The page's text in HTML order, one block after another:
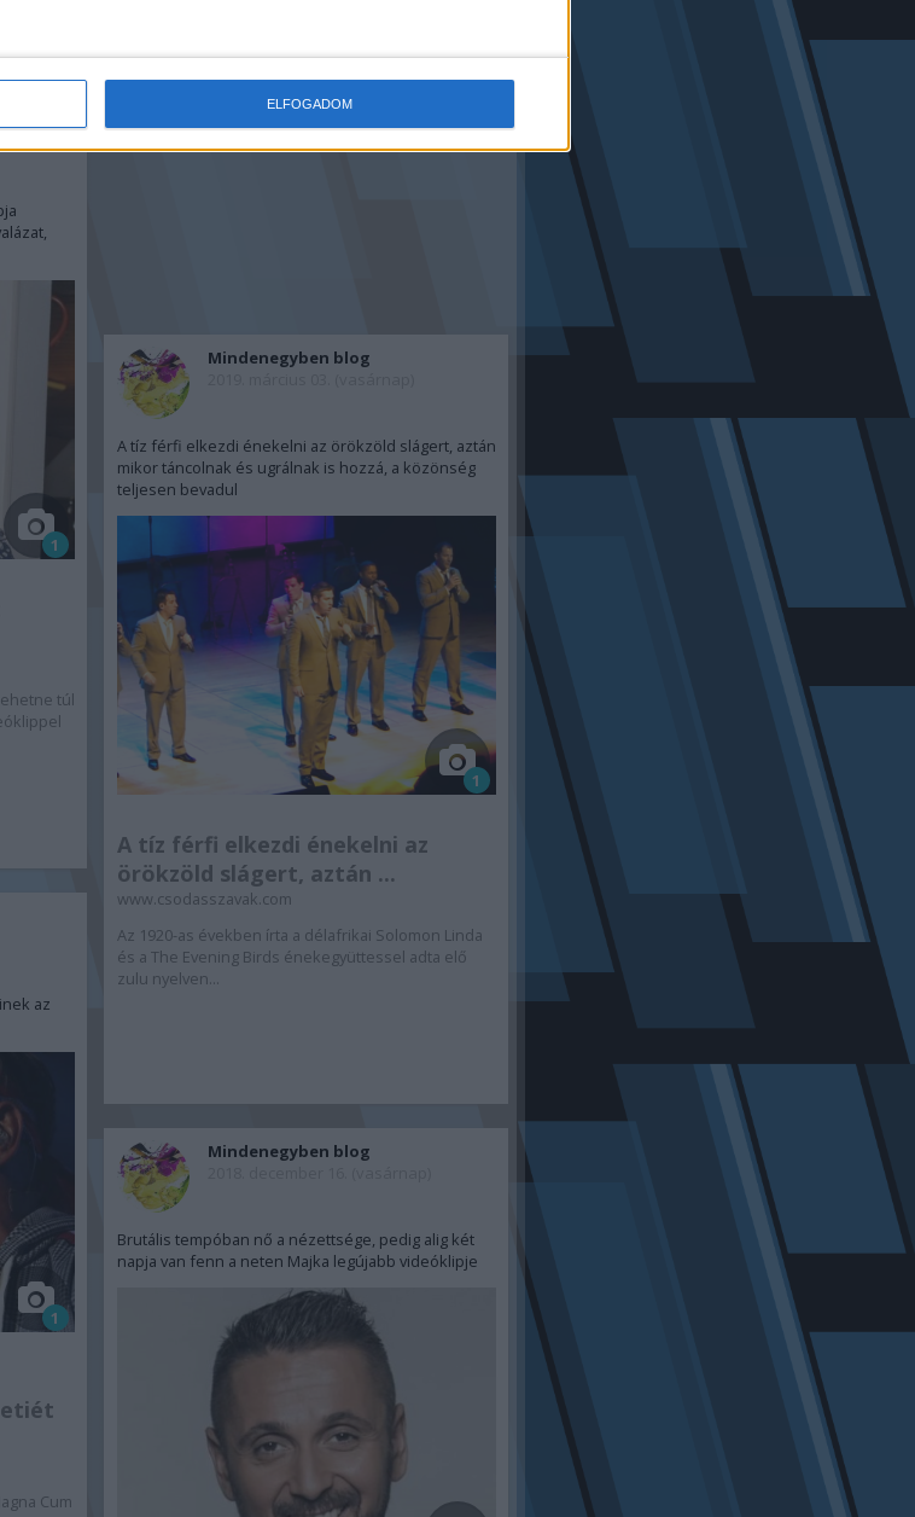
ELFOGADOM
1
túl
Mindenegyben blog
A tíz férfi elkezdi énekelni az örökzöld slágert, aztán
mikor táncolnak és ugrálnak is hozzá, a közönség
teljesen bevadul
1
A tíz férfi elkezdi énekelni az
örökzöld slágert, aztán ...
www.csodasszavak.com
Az 1920-as években írta a délafrikai Solomon Linda
és a The Evening Birds énekegyüttessel adta elő
zulu nyelven...
az
1
Cum
Mindenegyben blog
Brutális tempóban nő a nézettsége, pedig alig két
napja van fenn a neten Majka legújabb videóklipje